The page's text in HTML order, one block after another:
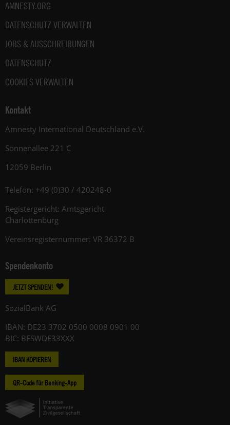
AMNESTY.ORG
DATENSCHUTZ VERWALTEN
JOBS & AUSSCHREIBUNGEN
DATENSCHUTZ
COOKIES VERWALTEN
Kontakt
Amnesty International Deutschland e.V.
Sonnenallee 221 C
12059 Berlin
Telefon: +49 (0)30 / 420248-0
Registergericht: Amtsgericht
Charlottenburg
Vereinsregisternummer: VR 36372 B
Spendenkonto
JETZT SPENDEN!
SozialBank AG
IBAN: DE23 3702 0500 0008 0901 00
BIC: BFSWDE33XXX
IBAN KOPIEREN
QR-Code für Banking-App